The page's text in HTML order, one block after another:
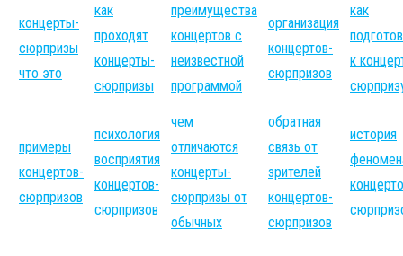
концерты-
сюрпризы
что это
как
проходят
концерты-
сюрпризы
преимущества
концертов с
неизвестной
программой
организация
концертов-
сюрпризов
как
к
примеры
концертов-
сюрпризов
психология
восприятия
концертов-
сюрпризов
чем
отличаются
концерты-
сюрпризы от
обычных
обратная
связь от
зрителей
концертов-
сюрпризов
история